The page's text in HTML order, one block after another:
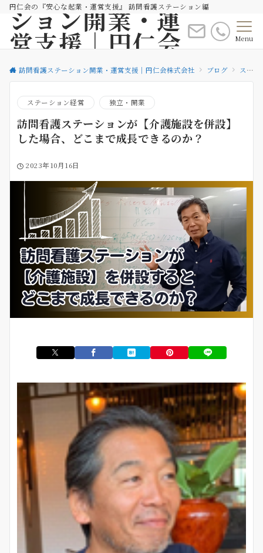
円仁会の『安心な起業・運営支援』 訪問看護ステーション編
ション開業・運
営支援｜円仁会
株式会社
Menu
訪問看護ステーション開業・運営支援｜円仁会株式会社 ブログ ステーション経営
ステーション経営 独立・開業
訪問看護ステーションが【介護施設を併設】
した場合、どこまで成長できるのか？
2023年10月16日